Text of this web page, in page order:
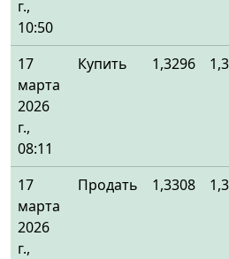
г.,
10:50
17
марта
2026
г.,
08:11
Купить 1,3296
17
марта
2026
г.,
Продать 1,3308